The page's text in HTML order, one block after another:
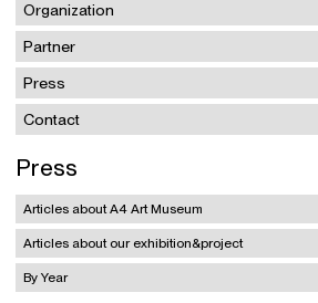
Organization
Partner
Press
Contact
Press
Articles about A4 Art Museum
Articles about our exhibition&project
By Year